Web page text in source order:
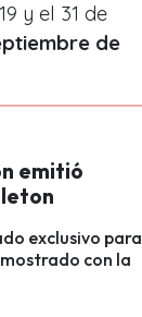
y el 31 de
de
emitió
exclusivo para
con la